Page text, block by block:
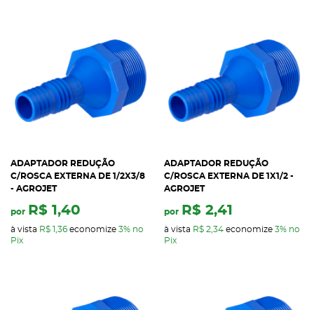
ADAPTADOR REDUÇÃO
C/ROSCA EXTERNA DE 1/2X3/8
- AGROJET
por R$ 1,40
à vista R$ 1,36 economize 3% no
Pix
ADAPTADOR REDUÇÃO
C/ROSCA EXTERNA DE 1X1/2 -
AGROJET
por R$ 2,41
à vista R$ 2,34 economize 3% no
Pix